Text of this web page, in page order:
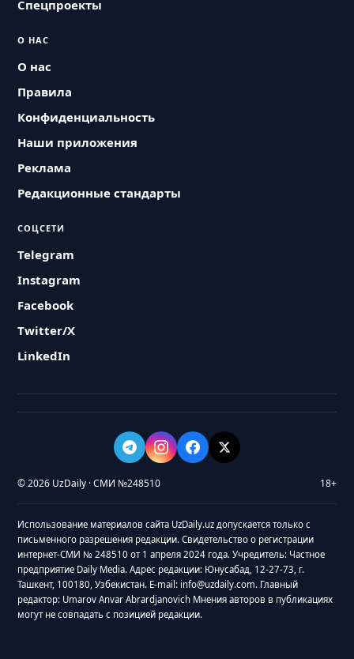
Спецпроекты
О НАС
О нас
Правила
Конфиденциальность
Наши приложения
Реклама
Редакционные стандарты
СОЦСЕТИ
Telegram
Instagram
Facebook
Twitter/X
LinkedIn
© 2026 UzDaily · СМИ №248510 18+
Использование материалов сайта UzDaily.uz допускается только с
письменного разрешения редакции. Свидетельство о регистрации
интернет-СМИ № 248510 от 1 апреля 2024 года. Учредитель: Частное
предприятие Daily Media. Адрес редакции: Юнусабад, 12-27-73, г.
Ташкент, 100180, Узбекистан. E-mail: info@uzdaily.com. Главный
редактор: Umarov Anvar Abrardjanovich Мнения авторов в публикациях
могут не совпадать с позицией редакции.